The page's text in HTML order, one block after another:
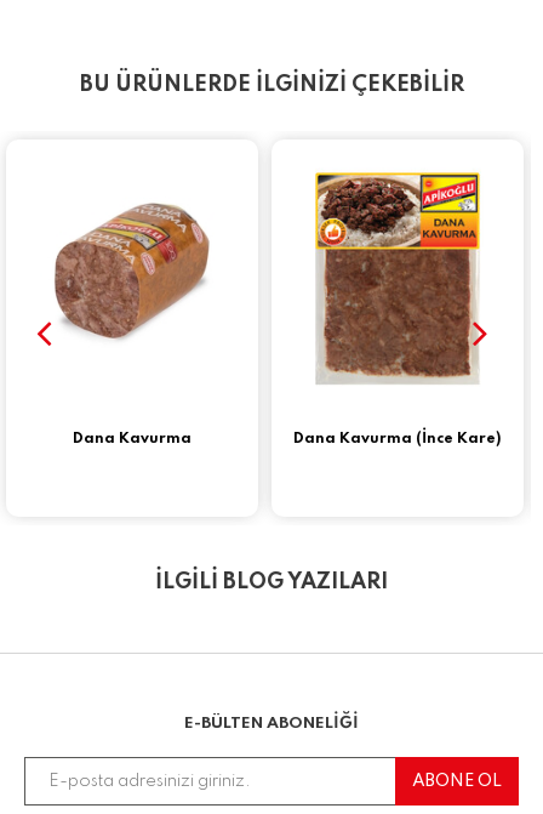
BU ÜRÜNLERDE İLGİNİZİ ÇEKEBİLİR
Dana Kavurma Dana Kavurma (İnce Kare)
İLGİLİ BLOG YAZILARI
E-BÜLTEN ABONELİĞİ